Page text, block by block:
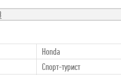
Honda
Спорт-турист